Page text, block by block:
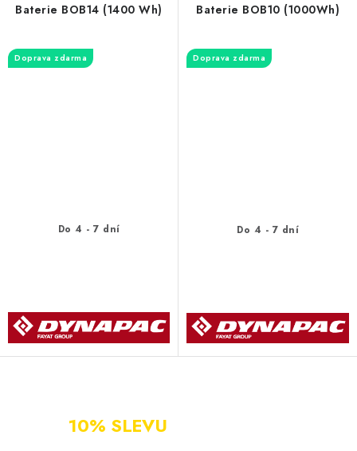
Baterie BOB14 (1400 Wh)
Doprava zdarma
Do 4 - 7 dní
Baterie BOB10 (1000Wh)
Doprava zdarma
Do 4 - 7 dní
10% SLEVU